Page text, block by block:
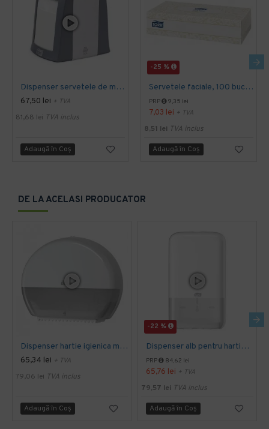
Dispenser servetele de masa Tork
67,50 lei + TVA
81,68 lei TVA inclus
Adaugă în Coş
-25 %
Servetele faciale, 100 bucati / pachet, Tork
PRP 9,35 lei
7,03 lei + TVA
8,51 lei TVA inclus
Adaugă în Coş
DE LA ACELASI PRODUCATOR
Dispenser hartie igienica mini Jumbo Tork alb
65,34 lei + TVA
79,06 lei TVA inclus
Adaugă în Coş
-22 %
Dispenser alb pentru hartie igienica pliata, bulk, Tork
PRP 84,62 lei
65,76 lei + TVA
79,57 lei TVA inclus
Adaugă în Coş